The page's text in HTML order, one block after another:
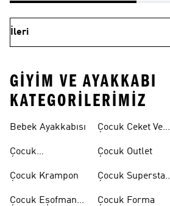
İleri
GIYIM VE AYAKKABI
KATEGORILERIMIZ
Bebek Ayakkabısı
Çocuk
Çocuk Krampon
Çocuk Eşofman
Çocuk Ceket Ve
Çocuk Outlet
Çocuk Superstar
Çocuk Forma